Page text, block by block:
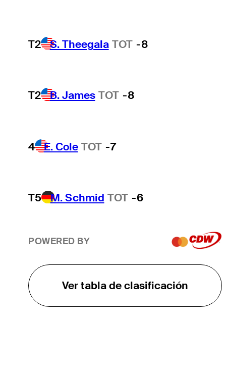
T2 S. Theegala TOT -8
T2 B. James TOT -8
4 E. Cole TOT -7
T5 M. Schmid TOT -6
POWERED BY
Ver tabla de clasificación